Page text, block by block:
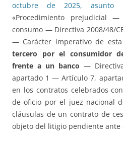
octubre de 2025, asunto
«Procedimiento prejudicial
consumo — Directiva 2008/48/
— Carácter imperativo de
tercero por el consumidor
frente a un banco —
apartado 1 — Artículo 7,
en los contratos celebrados
de oficio por el juez nacional
cláusulas de un contrato de
objeto del litigio pendiente ante